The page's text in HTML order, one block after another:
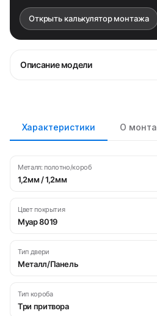
Открыть калькулятор монтажа
Описание модели
Характеристики О
Металл: полотно/короб
1,2мм / 1,2мм
Цвет покрытия
Муар 8019
Тип двери
Металл/Панель
Тип короба
Три притвора